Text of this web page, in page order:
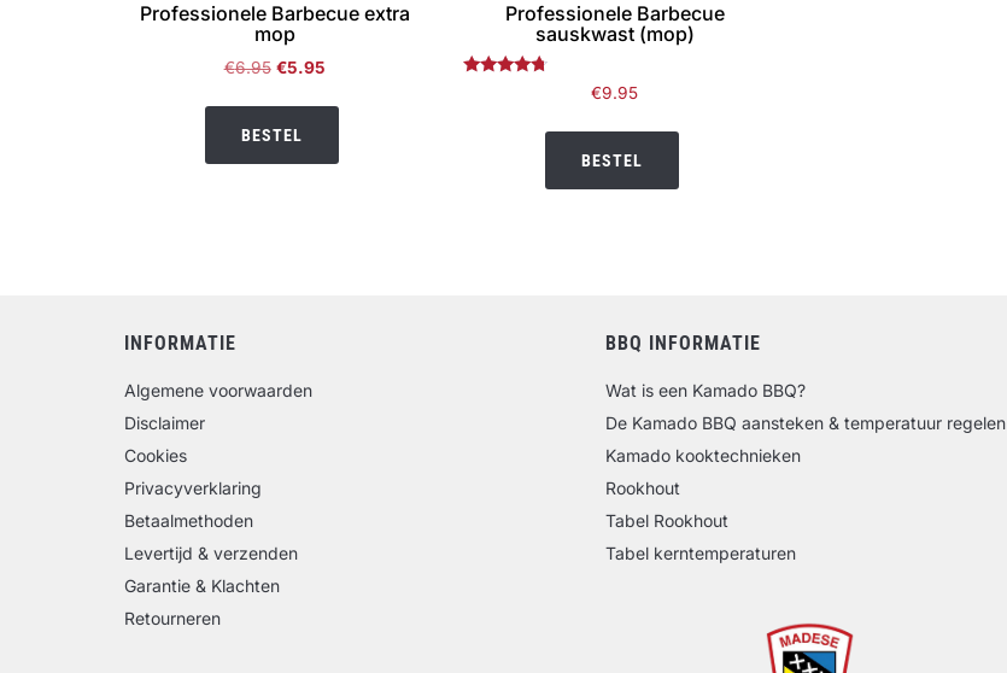
Professionele Barbecue extra
mop
€6.95 Oorspronkelijke
€6.95.
€5.95Huidige
BESTEL
Professionele Barbecue
sauskwast (mop)
€9.95
BESTEL
INFORMATIE
Algemene voorwaarden
Disclaimer
Cookies
Privacyverklaring
Betaalmethoden
Levertijd & verzenden
Garantie & Klachten
Retourneren
BBQ INFORMATIE
Wat is een Kamado BBQ?
De Kamado BBQ aansteken & temperatuur regelen
Kamado kooktechnieken
Rookhout
Tabel Rookhout
Tabel kerntemperaturen